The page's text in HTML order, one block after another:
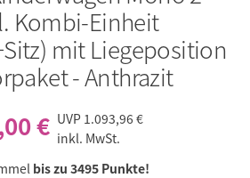
Kombi-Einheit
mit Liegeposition
- Anthrazit
€ UVP 1.093,96 €
inkl. MwSt.
bis zu 3495 Punkte!